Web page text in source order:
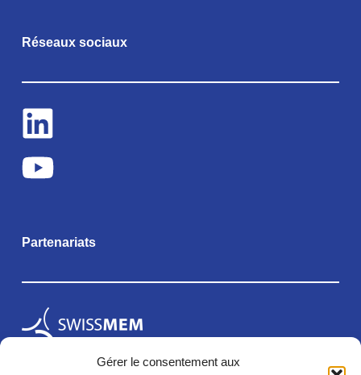
Gérer le consentement aux
Réseaux sociaux
Partenariats